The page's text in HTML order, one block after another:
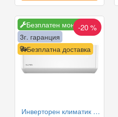
Безплатен монтаж
Безплатна доставка
3г. гаранция
-20 %
Инверторен климатик Alpin ASW-35PTT Pro, WIFI, 12000 BTU, Клас А++